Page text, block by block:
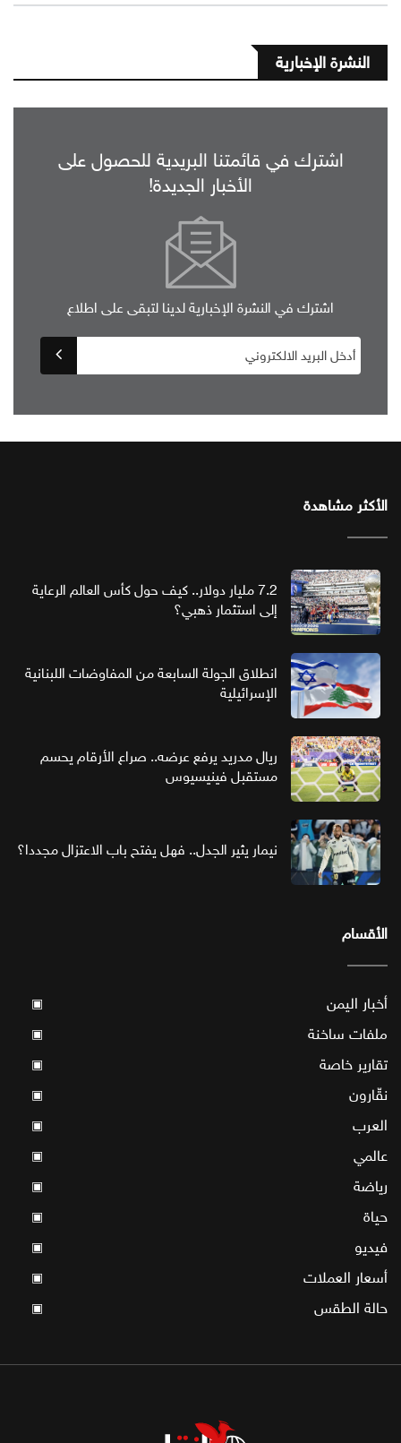
النشرة الإخبارية
اشترك في قائمتنا البريدية للحصول على
الأخبار الجديدة!
اشترك في النشرة الإخبارية لدينا لتبقى على اطلاع
الأكثر مشاهدة
7.2 مليار دولار.. كيف حول كأس العالم الرعاية
إلى استثمار ذهبي؟
انطلاق الجولة السابعة من المفاوضات اللبنانية
الإسرائيلية
ريال مدريد يرفع عرضه.. صراع الأرقام يحسم
مستقبل فينيسيوس
نيمار يثير الجدل.. فهل يفتح باب الاعتزال مجددا؟
الأقسام
أخبار اليمن ▣
ملفات ساخنة ▣
تقارير خاصة ▣
نقّارون ▣
العرب ▣
عالمي ▣
رياضة ▣
حياة ▣
فيديو ▣
أسعار العملات ▣
حالة الطقس ▣